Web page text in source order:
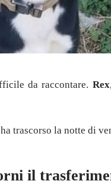
da raccontare. Rex
trascorso la notte di
il